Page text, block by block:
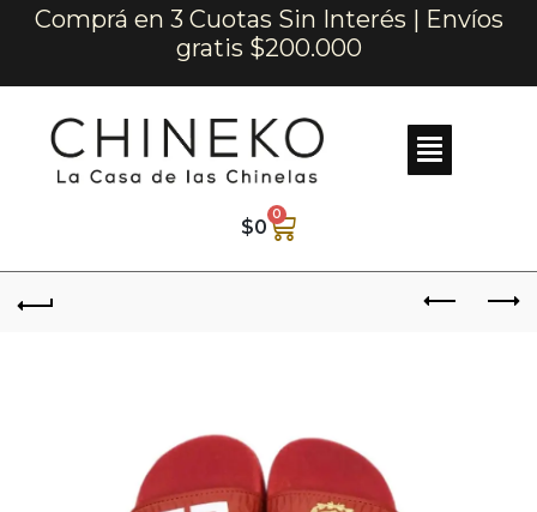
Comprá en 3 Cuotas Sin Interés | Envíos
gratis $200.000
$0
0